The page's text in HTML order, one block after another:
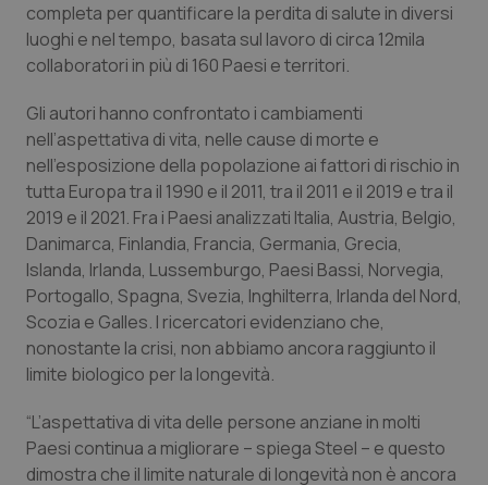
Salute orale & impianti
Sangue & coagulazione
Tiroide
Tumore al seno
Tumore ovarico
Tumori del Polmone & Testa Collo
Tumori gastrointestinali
Ulcera & Reflusso
Vaccini
completa per quantificare la perdita di salute in diversi
luoghi e nel tempo, basata sul lavoro di circa 12mila
collaboratori in più di 160 Paesi e territori.
Gli autori hanno confrontato i cambiamenti
nell’aspettativa di vita, nelle cause di morte e
nell’esposizione della popolazione ai fattori di rischio in
tutta Europa tra il 1990 e il 2011, tra il 2011 e il 2019 e tra il
2019 e il 2021. Fra i Paesi analizzati Italia, Austria, Belgio,
Danimarca, Finlandia, Francia, Germania, Grecia,
Islanda, Irlanda, Lussemburgo, Paesi Bassi, Norvegia,
Portogallo, Spagna, Svezia, Inghilterra, Irlanda del Nord,
Scozia e Galles. I ricercatori evidenziano che,
nonostante la crisi, non abbiamo ancora raggiunto il
limite biologico per la longevità.
“L’aspettativa di vita delle persone anziane in molti
Paesi continua a migliorare – spiega Steel – e questo
dimostra che il limite naturale di longevità non è ancora